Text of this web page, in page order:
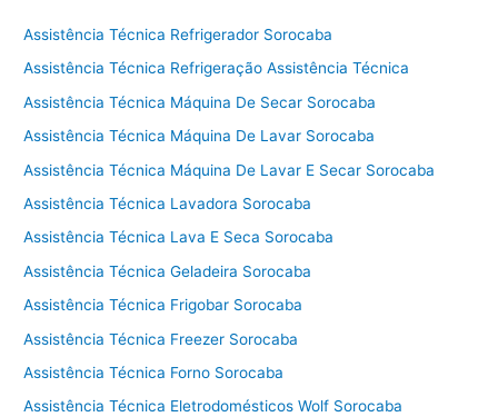
n
c
a
t
n
i
a
l
a
e
Assistência Técnica Refrigerador Sorocaba
Assistência Técnica Refrigeração Assistência Técnica
Assistência Técnica Máquina De Secar Sorocaba
Assistência Técnica Máquina De Lavar Sorocaba
Assistência Técnica Máquina De Lavar E Secar Sorocaba
Assistência Técnica Lavadora Sorocaba
Assistência Técnica Lava E Seca Sorocaba
Assistência Técnica Geladeira Sorocaba
Assistência Técnica Frigobar Sorocaba
Assistência Técnica Freezer Sorocaba
Assistência Técnica Forno Sorocaba
Assistência Técnica Eletrodomésticos Wolf Sorocaba